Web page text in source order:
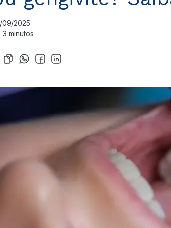
09/2025
3 minutos